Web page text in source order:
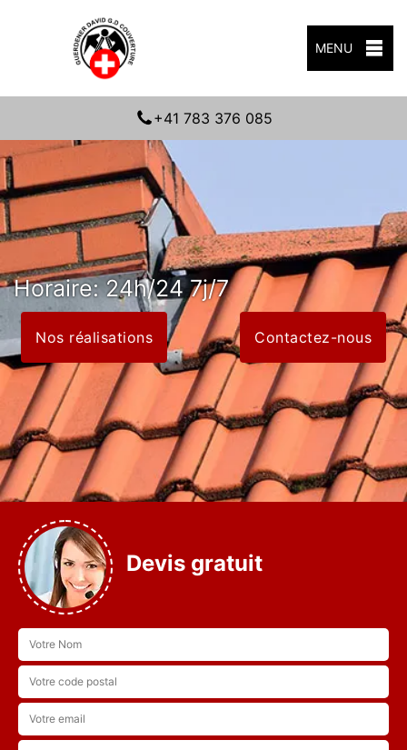
MENU
+41 783 376 085
Horaire: 24h/24 7j/7
Nos réalisations Contactez-nous
Devis gratuit